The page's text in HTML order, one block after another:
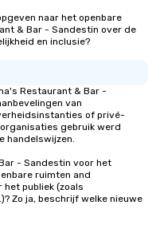
naar het openbare
& Bar - Sandestin over de
en inclusie?
Restaurant & Bar -
van
of privé-
gebruik werd
handelswijzen.
- Sandestin voor het
ruimten and
het publiek (zoals
Zo ja, beschrijf welke nieuwe